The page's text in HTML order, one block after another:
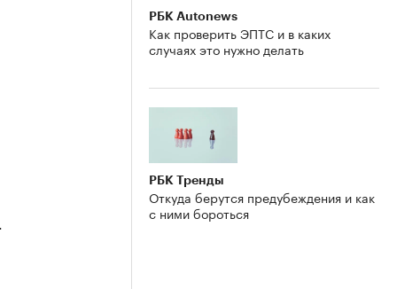
РБК Autonews
Как проверить ЭПТС и в каких
случаях это нужно делать
РБК Тренды
Откуда берутся предубеждения и как
с ними бороться